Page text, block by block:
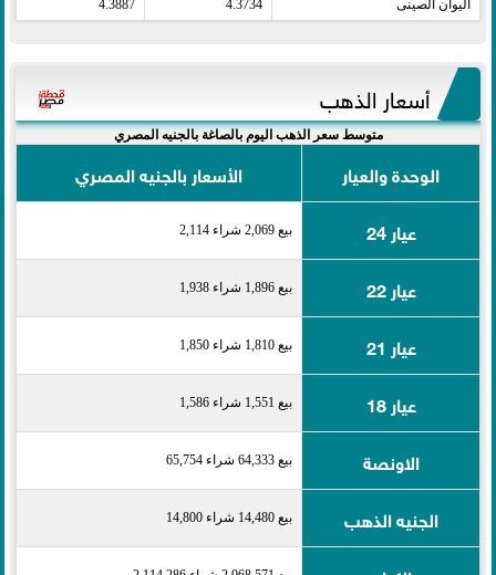
اليوان الصينى​ 4.3734
4.3887
أسعار الذهب
متوسط سعر الذهب اليوم بالصاغة بالجنيه المصري
الوحدة والعيار
الأسعار بالجنيه المصري
عيار 24
بيع 2,069 شراء 2,114
عيار 22 بيع 1,896 شراء 1,938
عيار 21 بيع 1,810 شراء 1,850
عيار 18 بيع 1,551 شراء 1,586
الاونصة بيع 64,333 شراء 65,754
الجنيه الذهب بيع 14,480 شراء 14,800